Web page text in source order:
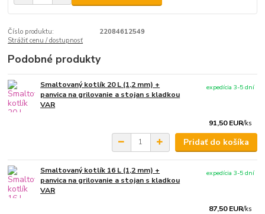
Číslo produktu:
22084612549
Strážiť cenu / dostupnosť
Podobné produkty
Smaltovaný kotlík 20 L (1,2 mm) +
panvica na grilovanie a stojan s kladkou
VAR
91,50 EUR/ks
expedícia 3-5 dní
Pridať do košíka
Smaltovaný kotlík 16 L (1,2 mm) +
panvica na grilovanie a stojan s kladkou
VAR
87,50 EUR/ks
expedícia 3-5 dní